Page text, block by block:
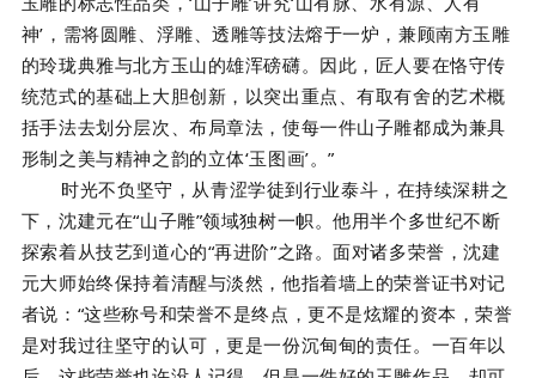
神’，需将圆雕、浮雕、透雕等技法熔于一炉，兼顾南方玉雕
的玲珑典雅与北方玉山的雄浑磅礴。因此，匠人要在恪守传
统范式的基础上大胆创新，以突出重点、有取有舍的艺术概
括手法去划分层次、布局章法，使每一件山子雕都成为兼具
形制之美与精神之韵的立体‘玉图画’。”
时光不负坚守，从青涩学徒到行业泰斗，在持续深耕之
下，沈建元在“山子雕”领域独树一帜。他用半个多世纪不断
探索着从技艺到道心的“再进阶”之路。面对诸多荣誉，沈建
元大师始终保持着清醒与淡然，他指着墙上的荣誉证书对记
者说：“这些称号和荣誉不是终点，更不是炫耀的资本，荣誉
是对我过往坚守的认可，更是一份沉甸甸的责任。一百年以